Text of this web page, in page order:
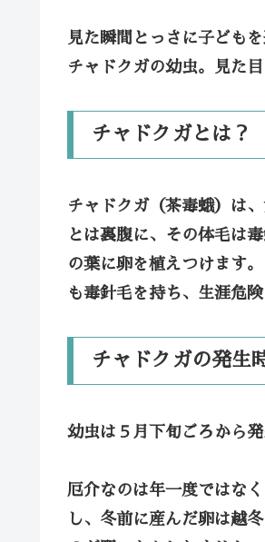
見た瞬間とっさに子ども
チャドクガの幼虫。見た
チャドクガとは？
チャドクガ（茶毒蛾）は
とは裏腹に、その体毛は
の葉に卵を植えつけます
も毒針毛を持ち、生涯危険
チャドクガの発生
幼虫は５月下旬ごろから
厄介なのは年一度ではな
し、冬前に産んだ卵は越